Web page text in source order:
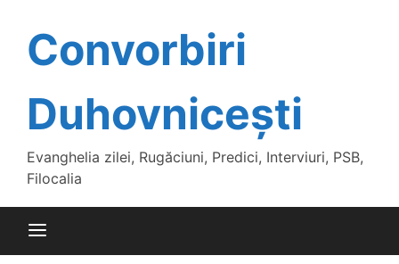
contentConvorbiri
Duhovnicești
Evanghelia zilei, Rugăciuni, Predici, Interviuri, PSB,
Filocalia